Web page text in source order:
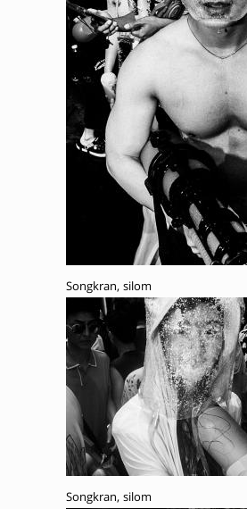
Songkran, silom
Songkran, silom